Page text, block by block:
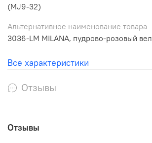
(MJ9-32)
Альтернативное наименование товара
3036-LM MILANA, пудрово-розовый
Все характеристики
Отзывы
Отзывы